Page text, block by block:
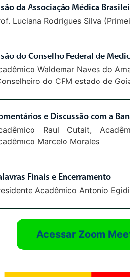
da Associação Médica
Luciana Rodrigues Silva
do Conselho Federal de
Waldemar Naves do
do CFM estado de
e Discussão com a
Raul Cutait,
Marcelo Morales
Finais e Encerramento
Acadêmico Antonio
Acessar Zoom